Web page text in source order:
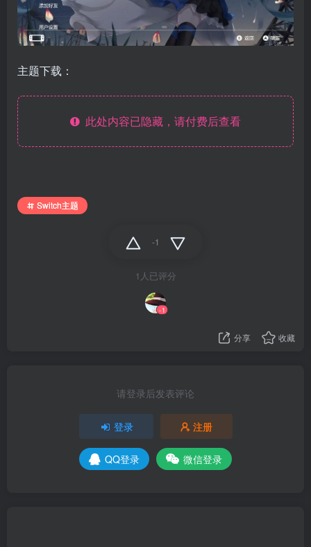
主题下载：
此处内容已隐藏，请付费后查看
Switch主题
-1
1人已评分
-1
分享 收藏
请登录后发表评论
登录 注册
QQ登录 微信登录